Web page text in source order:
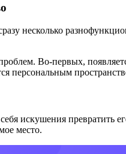
несколько
Во-первых,
персональным
искушения
место.